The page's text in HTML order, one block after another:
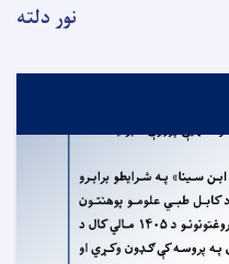
نور دلته